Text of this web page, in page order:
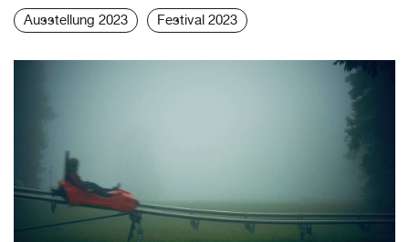
Ausstellung 2023 Festival 2023